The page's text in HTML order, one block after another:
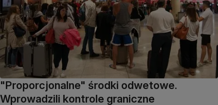
"Proporcjonalne" środki odwetowe.
Wprowadzili kontrole graniczne